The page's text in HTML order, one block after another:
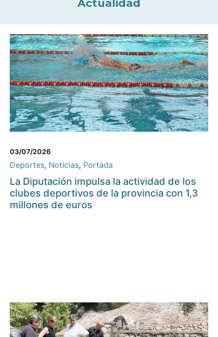
Actualidad
03/07/2026
Deportes, Noticias, Portada
La Diputación impulsa la actividad de los
clubes deportivos de la provincia con 1,3
millones de euros